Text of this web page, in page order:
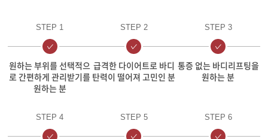
STEP 1
원하는 부위를 선택적으
로 간편하게 관리받기를
원하는 분
STEP 2
급격한 다이어트로 바디
탄력이 떨어져 고민인 분
STEP 3
통증 없는 바디리프팅을
원하는 분
STEP 4 STEP 5 STEP 6